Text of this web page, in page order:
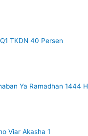
TKDN 40 Persen
Ya Ramadhan 1444 H
Viar Akasha 1